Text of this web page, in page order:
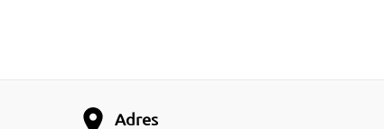
Adres